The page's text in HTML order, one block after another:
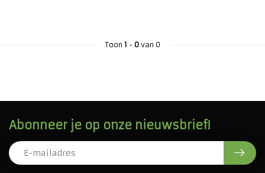
Toon 1 - 0van 0
Abonneer je op onze nieuwsbrief!